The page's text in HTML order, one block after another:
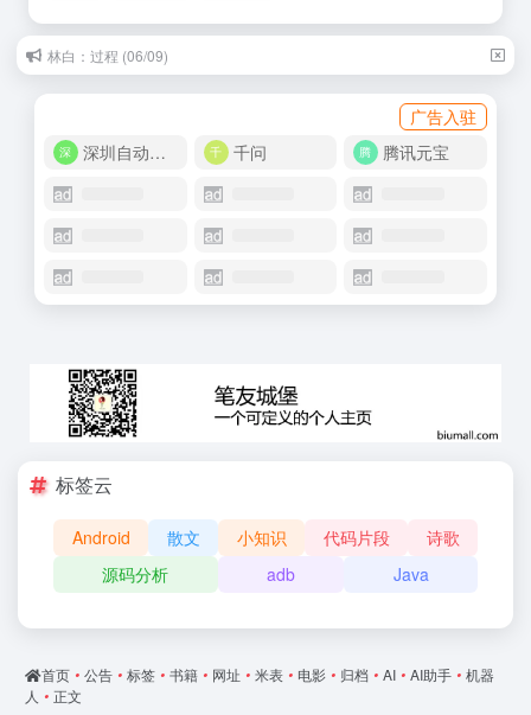
林白：过程 (06/09)
广告入驻
深圳自动化商城
千问 腾讯元宝
标签云
Android 散文 小知识 代码片段
诗歌
源码分析
adb Java
首页 • 公告 • 标签 • 书籍 • 网址 • 米表 • 电影 • 归档 • AI • AI助手 • 机器
人 • 正文